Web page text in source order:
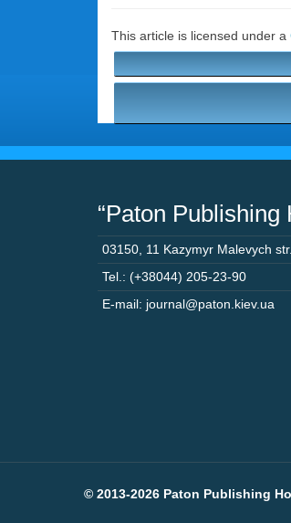
This article is licensed under a
“Paton Publishing
03150 11 Kazymyr Malevych str.
Tel.: (+38044) 205-23-90
E-mail: journal@paton.kiev.ua
© 2013-2026 Paton Publishing